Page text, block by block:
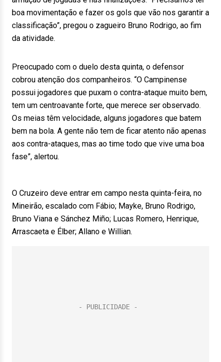
boa movimentação e fazer os gols que vão nos garantir a
classificação”, pregou o zagueiro Bruno Rodrigo, ao fim
da atividade.
Preocupado com o duelo desta quinta, o defensor
cobrou atenção dos companheiros. “O Campinense
possui jogadores que puxam o contra-ataque muito bem,
tem um centroavante forte, que merece ser observado.
Os meias têm velocidade, alguns jogadores que batem
bem na bola. A gente não tem de ficar atento não apenas
aos contra-ataques, mas ao time todo que vive uma boa
fase”, alertou.
O Cruzeiro deve entrar em campo nesta quinta-feira, no
Mineirão, escalado com Fábio; Mayke, Bruno Rodrigo,
Bruno Viana e Sánchez Miño; Lucas Romero, Henrique,
Arrascaeta e Élber; Allano e Willian.